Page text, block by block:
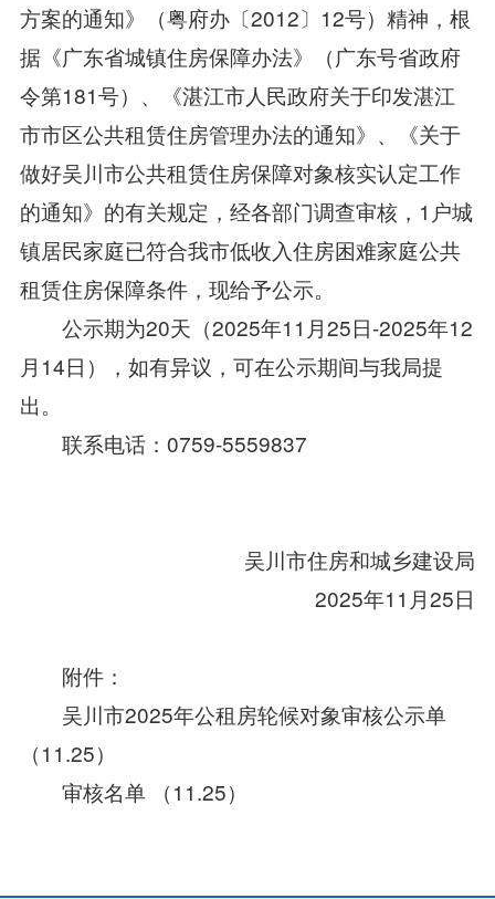
方案的通知》（粤府办〔2012〕12号）精神，根
据《广东省城镇住房保障办法》（广东号省政府
令第181号）、《湛江市人民政府关于印发湛江
市市区公共租赁住房管理办法的通知》、《关于
做好吴川市公共租赁住房保障对象核实认定工作
的通知》的有关规定，经各部门调查审核，1户城
镇居民家庭已符合我市低收入住房困难家庭公共
租赁住房保障条件，现给予公示。
公示期为20天（2025年11月25日-2025年12
月14日），如有异议，可在公示期间与我局提
出。
联系电话：0759-5559837
吴川市住房和城乡建设局
2025年11月25日
附件：
吴川市2025年公租房轮候对象审核公示单
（11.25）
审核名单 （11.25）